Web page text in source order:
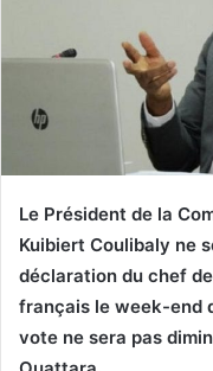
Le Président de la
Kuibiert Coulibaly ne
déclaration du chef
français le week-end
vote ne sera pas